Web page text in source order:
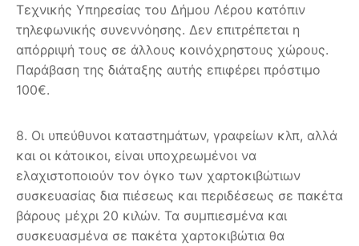
Τεχνικής Υπηρεσίας του Δήμου Λέρου κατόπιν
τηλεφωνικής συνεννόησης. Δεν επιτρέπεται η
απόρριψή τους σε άλλους κοινόχρηστους χώρους.
Παράβαση της διάταξης αυτής επιφέρει πρόστιμο
100€.
8. Οι υπεύθυνοι καταστημάτων, γραφείων κλπ, αλλά
και οι κάτοικοι, είναι υποχρεωμένοι να
ελαχιστοποιούν τον όγκο των χαρτοκιβώτιων
συσκευασίας δια πιέσεως και περιδέσεως σε πακέτα
βάρους μέχρι 20 κιλών. Τα συμπιεσμένα και
συσκευασμένα σε πακέτα χαρτοκιβώτια θα